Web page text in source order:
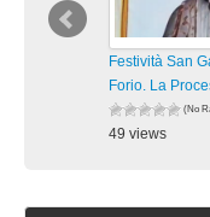
Festività San
Forio. La
(No
49 views